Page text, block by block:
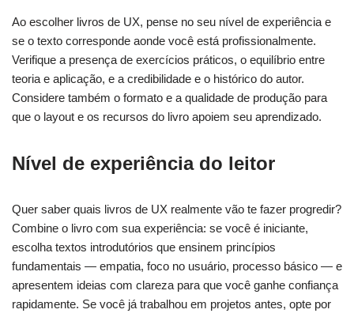
Ao escolher livros de UX, pense no seu nível de experiência e
se o texto corresponde aonde você está profissionalmente.
Verifique a presença de exercícios práticos, o equilíbrio entre
teoria e aplicação, e a credibilidade e o histórico do autor.
Considere também o formato e a qualidade de produção para
que o layout e os recursos do livro apoiem seu aprendizado.
Nível de experiência do leitor
Quer saber quais livros de UX realmente vão te fazer progredir?
Combine o livro com sua experiência: se você é iniciante,
escolha textos introdutórios que ensinem princípios
fundamentais — empatia, foco no usuário, processo básico — e
apresentem ideias com clareza para que você ganhe confiança
rapidamente. Se você já trabalhou em projetos antes, opte por